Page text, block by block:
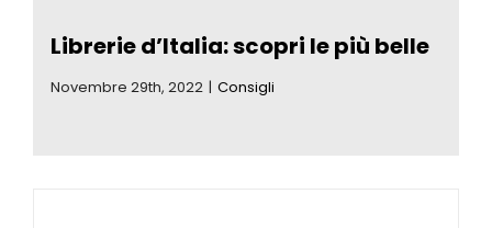
Librerie d’Italia: scopri le più belle
Novembre 29th, 2022 | Consigli